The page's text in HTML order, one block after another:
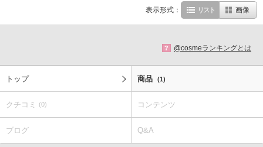
表示形式： リスト 画像
? @cosmeランキングとは
トップ 商品 (1)
クチコミ (0) コンテンツ
ブログ Q&A